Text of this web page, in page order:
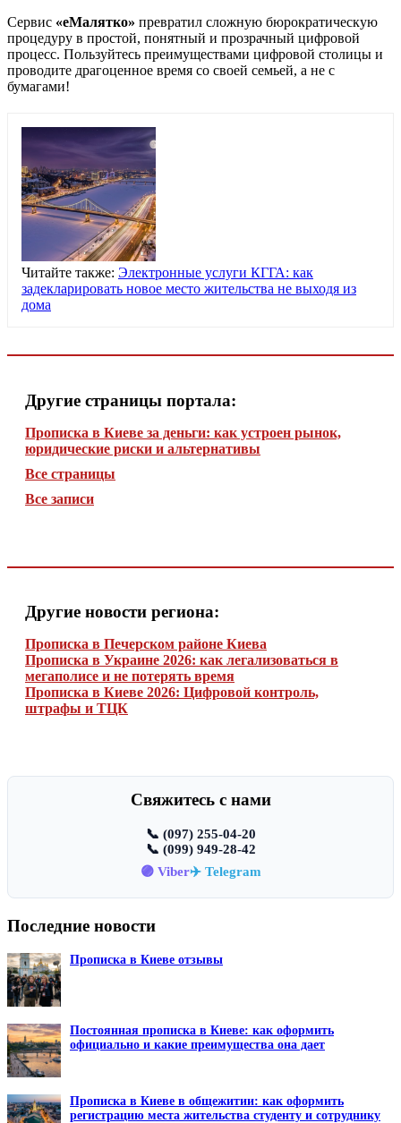
Сервис «еМалятко» превратил сложную бюрократическую
процедуру в простой, понятный и прозрачный цифровой
процесс. Пользуйтесь преимуществами цифровой столицы и
проводите драгоценное время со своей семьей, а не с
бумагами!
Читайте также: Электронные услуги КГГА: как
задекларировать новое место жительства не выходя из
дома
Другие страницы портала:
Прописка в Киеве за деньги: как устроен рынок,
юридические риски и альтернативы
Все страницы
Все записи
Другие новости региона:
Прописка в Печерском районе Киева
Прописка в Украине 2026: как легализоваться в
мегаполисе и не потерять время
Прописка в Киеве 2026: Цифровой контроль,
штрафы и ТЦК
Свяжитесь с нами
📞 (097) 255-04-20
📞 (099) 949-28-42
🟣 Viber✈️ Telegram
Последние новости
Прописка в Киеве отзывы
Постоянная прописка в Киеве: как оформить
официально и какие преимущества она дает
Прописка в Киеве в общежитии: как оформить
регистрацию места жительства студенту и сотруднику